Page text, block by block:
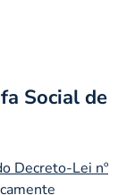
Social de
Decreto-Lei nº